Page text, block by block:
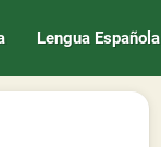
Lengua Española